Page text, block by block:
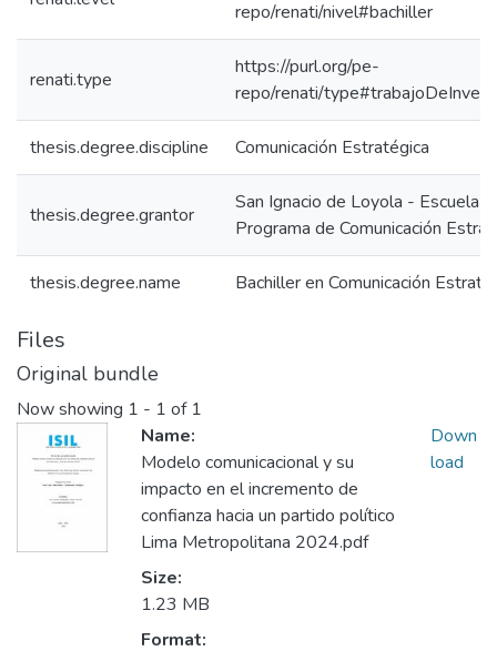
repo/renati/nivel#bachiller
renati.type
https://purl.org/pe-
repo/renati/
thesis.degree.discipline Comunicación Estratégica
thesis.degree.grantor
San Ignacio de Loyola - Escuela
Programa de Comunicación
thesis.degree.name Bachiller en Comunicación
Files
Original bundle
Now showing 1 - 1 of 1
Name:
Modelo comunicacional y su
impacto en el incremento de
confianza hacia un partido político
Lima Metropolitana 2024.pdf
Size:
1.23 MB
Format:
Down
load